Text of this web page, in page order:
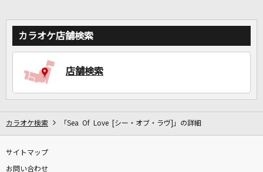
カラオケ店舗検索
店舗検索
カラオケ検索 「Sea Of Love [シー・オブ・ラヴ]」の詳細
サイトマップ
お問い合わせ